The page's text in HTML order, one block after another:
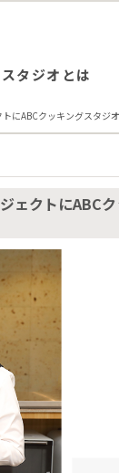
タジオとは
にABCクッキングスタ
ェクトにABC